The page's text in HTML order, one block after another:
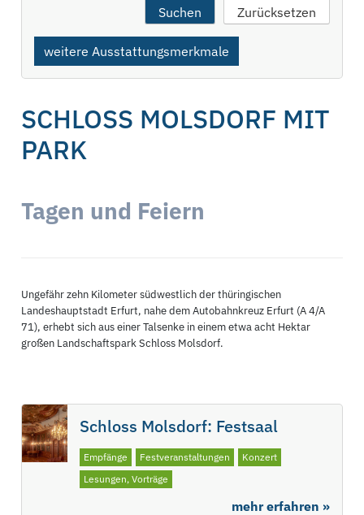
weitere Ausstattungsmerkmale
SCHLOSS MOLSDORF MIT
PARK
Tagen und Feiern
Ungefähr zehn Kilometer südwestlich der thüringischen
Landeshauptstadt Erfurt, nahe dem Autobahnkreuz Erfurt (A 4/A
71), erhebt sich aus einer Talsenke in einem etwa acht Hektar
großen Landschaftspark Schloss Molsdorf.
Schloss Molsdorf: Festsaal
Empfänge Festveranstaltungen
Konzert
Lesungen, Vorträge
mehr erfahren »